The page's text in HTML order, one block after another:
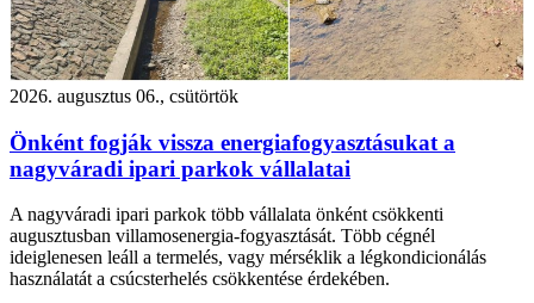
2026. augusztus 06., csütörtök
Önként fogják vissza energiafogyasztásukat a
nagyváradi ipari parkok vállalatai
A nagyváradi ipari parkok több vállalata önként csökkenti
augusztusban villamosenergia-fogyasztását. Több cégnél
ideiglenesen leáll a termelés, vagy mérséklik a légkondicionálás
használatát a csúcsterhelés csökkentése érdekében.